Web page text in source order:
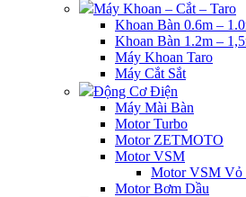
Máy Khoan – Cắt – Taro
Khoan Bàn 0.6m –
Khoan Bàn 1.2m –
Máy Khoan Taro
Máy Cắt Sắt
Động Cơ Điện
Máy Mài Bàn
Motor Turbo
Motor ZETMOTO
Motor VSM
Motor VSM Vỏ
Motor Bơm Dầu